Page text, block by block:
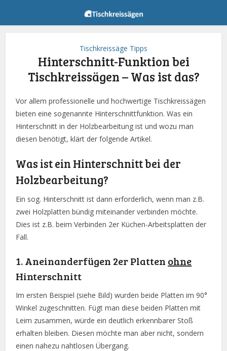
Tischkreissäge Tipps
Hinterschnitt-Funktion bei
Tischkreissägen – Was ist das?
Vor allem professionelle und hochwertige Tischkreissägen
bieten eine sogenannte Hinterschnittfunktion. Was ein
Hinterschnitt in der Holzbearbeitung ist und wozu man
diesen benötigt, klärt der folgende Artikel.
Was ist ein Hinterschnitt bei der
Holzbearbeitung?
Ein sog. Hinterschnitt ist dann erforderlich, wenn man z.B.
zwei Holzplatten bündig miteinander verbinden möchte.
Dies ist z.B. beim Verbinden 2er Küchen-Arbeitsplatten der
Fall.
1. Aneinanderfügen 2er Platten ohne
Hinterschnitt
Im ersten Beispiel (siehe Bild) wurden beide Platten im 90°
Winkel zugeschnitten. Fügt man diese beiden Platten mit
Leim zusammen, würde ein deutlich erkennbarer Stoß
erhalten bleiben. Diesen möchte man aber nicht, sondern
einen nahezu nahtlosen Übergang.